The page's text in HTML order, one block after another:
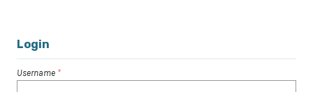
Login
Username *